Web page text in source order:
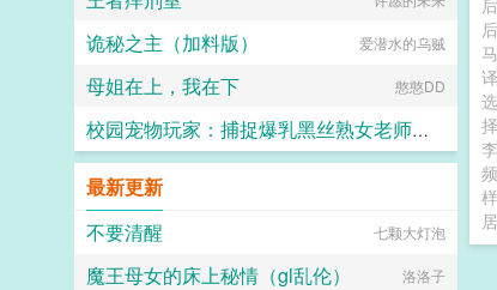
译
频
样
诡秘之主（加料版） 爱潜水的乌贼
母姐在上，我在下 憨憨DD
校园宠物玩家：捕捉爆乳黑丝熟女老师和白丝校花
最新更新
不要清醒
七颗大灯泡
魔王母女的床上秘情（gl乱伦） 洛洛子